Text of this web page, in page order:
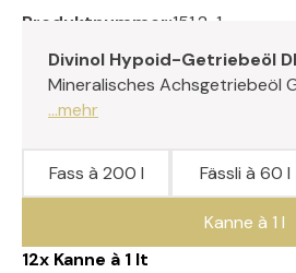
Produktnummer:151.2-1
Divinol Hypoid-Getriebeöl
Mineralisches Achsgetriebeöl
...mehr
12x Kanne à 1 lt
Fass à 200 l Fässli à 60 l
Kanne à 1 l